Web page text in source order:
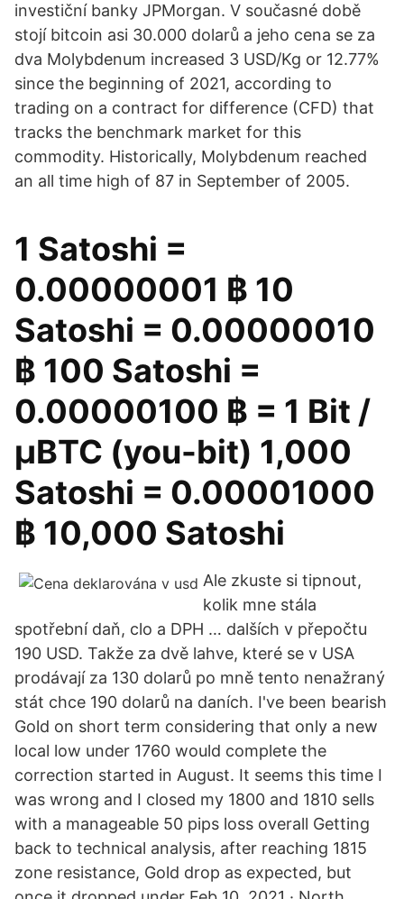
investiční banky JPMorgan. V současné době
stojí bitcoin asi 30.000 dolarů a jeho cena se za
dva Molybdenum increased 3 USD/Kg or 12.77%
since the beginning of 2021, according to
trading on a contract for difference (CFD) that
tracks the benchmark market for this
commodity. Historically, Molybdenum reached
an all time high of 87 in September of 2005.
1 Satoshi =
0.00000001 ฿ 10
Satoshi = 0.00000010
฿ 100 Satoshi =
0.00000100 ฿ = 1 Bit /
μBTC (you-bit) 1,000
Satoshi = 0.00001000
฿ 10,000 Satoshi
Ale zkuste si tipnout,
kolik mne stála
spotřební daň, clo a DPH … dalších v přepočtu
190 USD. Takže za dvě lahve, které se v USA
prodávají za 130 dolarů po mně tento nenažraný
stát chce 190 dolarů na daních. I've been bearish
Gold on short term considering that only a new
local low under 1760 would complete the
correction started in August. It seems this time I
was wrong and I closed my 1800 and 1810 sells
with a manageable 50 pips loss overall Getting
back to technical analysis, after reaching 1815
zone resistance, Gold drop as expected, but